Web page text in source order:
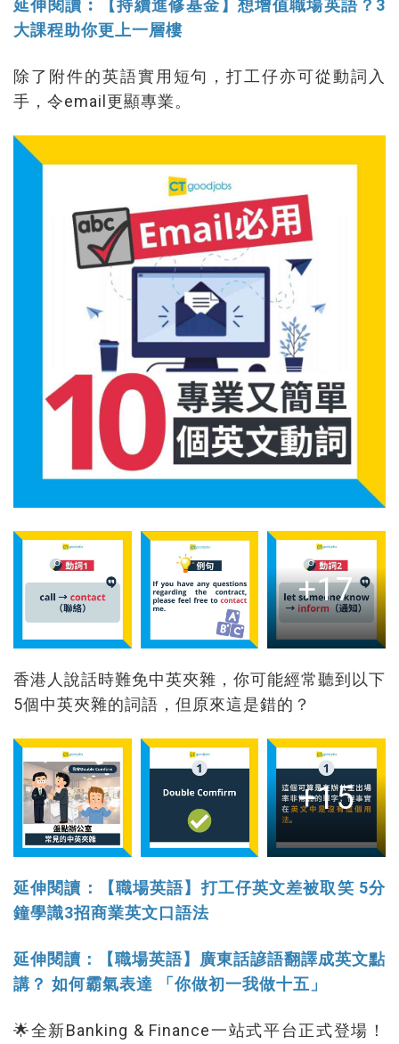
延伸閱讀︰【持續進修基金】想增值職場英語？3
大課程助你更上一層樓
除了附件的英語實用短句，打工仔亦可從動詞入
手，令email更顯專業。
+17
香港人說話時難免中英夾雜，你可能經常聽到以下
5個中英夾雜的詞語，但原來這是錯的？
+15
延伸閱讀：【職場英語】打工仔英文差被取笑 5分
鐘學識3招商業英文口語法
延伸閱讀：【職場英語】廣東話諺語翻譯成英文點
講？ 如何霸氣表達 「你做初一我做十五」
🌟全新Banking & Finance一站式平台正式登場！